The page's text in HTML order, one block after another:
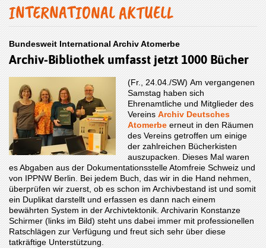
INTERNATIONAL AKTUELL
Bundesweit International Archiv Atomerbe
Archiv-Bibliothek umfasst jetzt 1000 Bücher
(Fr., 24.04./SW) Am vergangenen
Samstag haben sich
Ehrenamtliche und Mitglieder des
Vereins Archiv Deutsches
Atomerbe erneut in den Räumen
des Vereins getroffen um einige
der zahlreichen Bücherkisten
auszupacken. Dieses Mal waren
es Abgaben aus der Dokumentationsstelle Atomfreie Schweiz und
von IPPNW Berlin. Bei jedem Buch, das wir in die Hand nehmen,
überprüfen wir zuerst, ob es schon im Archivbestand ist und somit
ein Duplikat darstellt und erfassen es dann nach einem
bewährten System in der Archivtektonik. Archivarin Konstanze
Schirmer (links im Bild) steht uns dabei immer mit professionellen
Ratschlägen zur Verfügung und freut sich sehr über diese
tatkräftige Unterstützung.